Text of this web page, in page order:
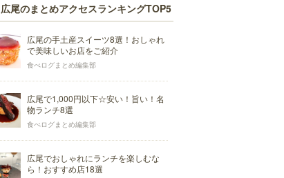
広尾のまとめアクセスランキングTOP5
広尾の手土産スイーツ8選！おしゃれ
で美味しいお店をご紹介
食べログまとめ編集部
広尾で1,000円以下☆安い！旨い！名
物ランチ8選
食べログまとめ編集部
広尾でおしゃれにランチを楽しむな
ら！おすすめ店18選